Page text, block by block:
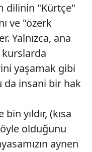
dilinin "Kürtçe"
ve "özerk
Yalnızca, ana
yaşamak gibi
da insani bir hak
yıldır, (kısa
olduğunu
aynen